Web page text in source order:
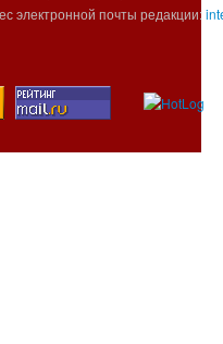
электронной почты редакции: